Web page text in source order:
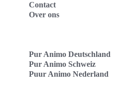
Contact
Over ons
Pur Animo Deutschland
Pur Animo Schweiz
Puur Animo Nederland